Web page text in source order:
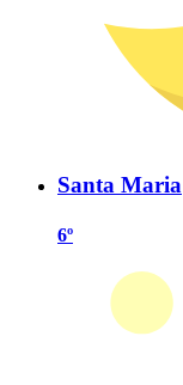
Santa Maria
6º